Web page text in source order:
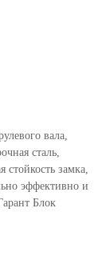
вала,
сталь,
замка,
эффективно и
Блок